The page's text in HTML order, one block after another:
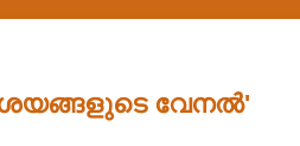
വേനൽ'